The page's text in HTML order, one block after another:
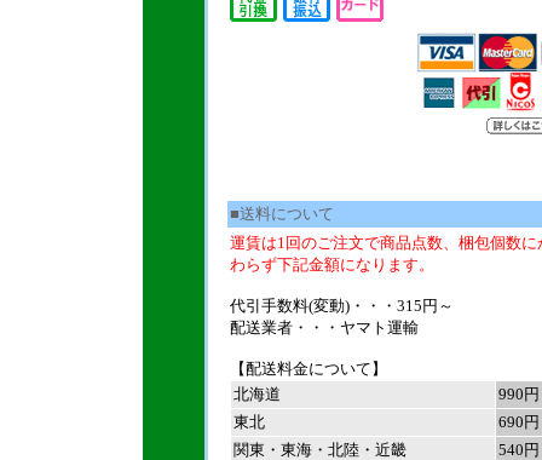
■送料について
運賃は1回のご注文で商品点数、梱包個数に
わらず下記金額になります。
代引手数料(変動)・・・315円～
配送業者・・・ヤマト運輸
【配送料金について】
北海道
990円
東北
690円
関東・東海・北陸・近畿
540円